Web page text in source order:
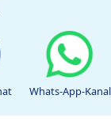
Whats-App-Kanal